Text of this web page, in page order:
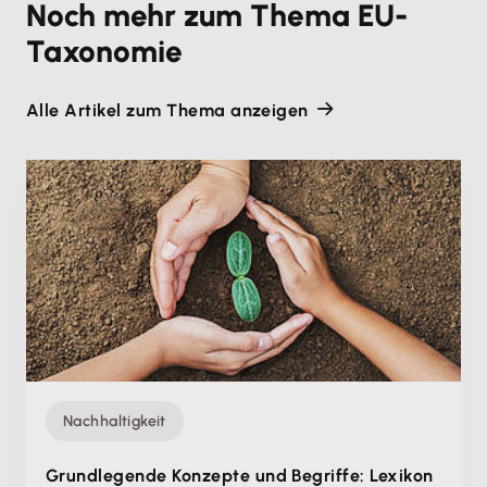
Noch mehr zum Thema EU-
Taxonomie
Alle Artikel zum Thema anzeigen
Nachhaltigkeit
Grundlegende Konzepte und Begriffe: Lexikon